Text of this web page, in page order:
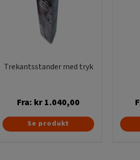
Trekantsstander med tryk
Fra: kr 1.040,00
Dette
Se produkt